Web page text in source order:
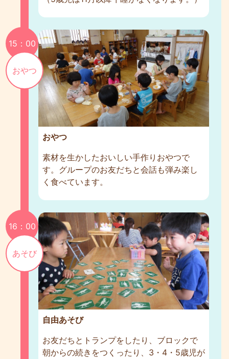
15：00
おやつ
おやつ
素材を生かしたおいしい手作りおやつで
す。グループのお友だちと会話も弾み楽し
く食べています。
16：00
あそび
自由あそび
お友だちとトランプをしたり、ブロックで
朝からの続きをつくったり、3・4・5歳児が